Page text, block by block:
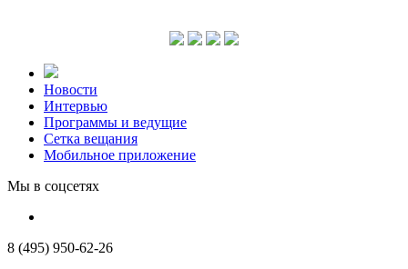
Новости
Интервью
Программы и ведущие
Сетка вещания
Мобильное приложение
Мы в соцсетях
8 (495) 950-62-26